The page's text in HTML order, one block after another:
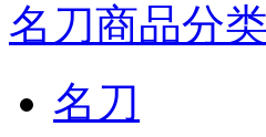
名刀商品分类
名刀